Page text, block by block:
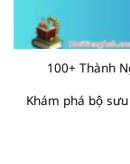
100+ Thành
Khám phá bộ